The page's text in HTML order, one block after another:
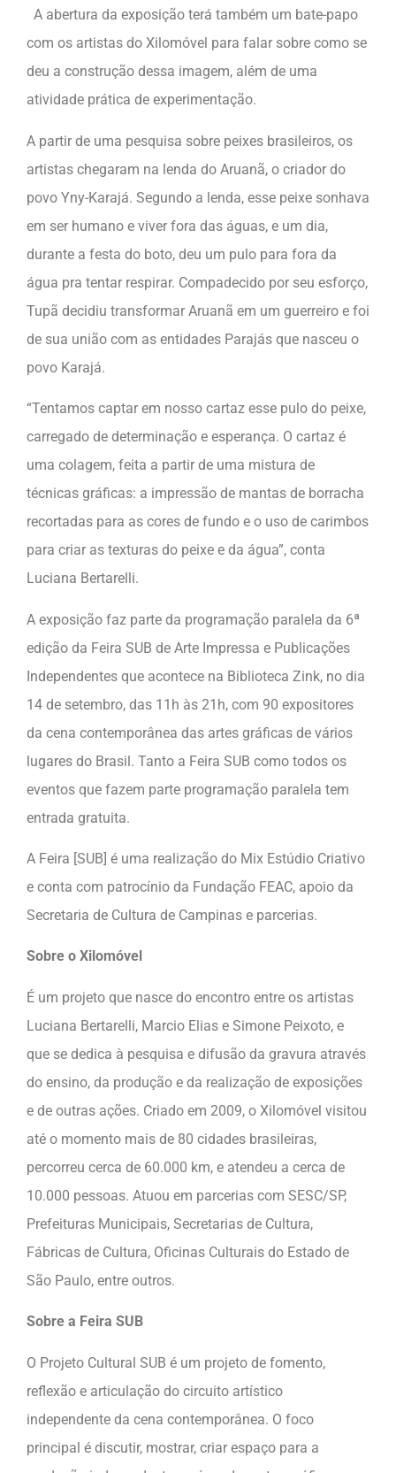
A abertura da exposição terá também um bate-papo
com os artistas do Xilomóvel para falar sobre como se
deu a construção dessa imagem, além de uma
atividade prática de experimentação.
A partir de uma pesquisa sobre peixes brasileiros, os
artistas chegaram na lenda do Aruanã, o criador do
povo Yny-Karajá. Segundo a lenda, esse peixe sonhava
em ser humano e viver fora das águas, e um dia,
durante a festa do boto, deu um pulo para fora da
água pra tentar respirar. Compadecido por seu esforço,
Tupã decidiu transformar Aruanã em um guerreiro e foi
de sua união com as entidades Parajás que nasceu o
povo Karajá.
“Tentamos captar em nosso cartaz esse pulo do peixe,
carregado de determinação e esperança. O cartaz é
uma colagem, feita a partir de uma mistura de
técnicas gráficas: a impressão de mantas de borracha
recortadas para as cores de fundo e o uso de carimbos
para criar as texturas do peixe e da água”, conta
Luciana Bertarelli.
A exposição faz parte da programação paralela da 6ª
edição da Feira SUB de Arte Impressa e Publicações
Independentes que acontece na Biblioteca Zink, no dia
14 de setembro, das 11h às 21h, com 90 expositores
da cena contemporânea das artes gráficas de vários
lugares do Brasil. Tanto a Feira SUB como todos os
eventos que fazem parte programação paralela tem
entrada gratuita.
A Feira [SUB] é uma realização do Mix Estúdio Criativo
e conta com patrocínio da Fundação FEAC, apoio da
Secretaria de Cultura de Campinas e parcerias.
Sobre o Xilomóvel
É um projeto que nasce do encontro entre os artistas
Luciana Bertarelli, Marcio Elias e Simone Peixoto, e
que se dedica à pesquisa e difusão da gravura através
do ensino, da produção e da realização de exposições
e de outras ações. Criado em 2009, o Xilomóvel visitou
até o momento mais de 80 cidades brasileiras,
percorreu cerca de 60.000 km, e atendeu a cerca de
10.000 pessoas. Atuou em parcerias com SESC/SP,
Prefeituras Municipais, Secretarias de Cultura,
Fábricas de Cultura, Oficinas Culturais do Estado de
São Paulo, entre outros.
Sobre a Feira SUB
O Projeto Cultural SUB é um projeto de fomento,
reflexão e articulação do circuito artístico
independente da cena contemporânea. O foco
principal é discutir, mostrar, criar espaço para a